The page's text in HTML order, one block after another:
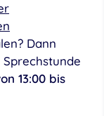
Dann
13:00 bis